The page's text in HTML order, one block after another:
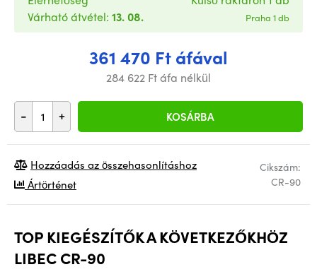
361 470 Ft áfával
284 622 Ft áfa nélkül
- + KOSÁRBA
Várható átvétel: 13. 08. Praha 1 db
Cikszám:
CR-90
Hozzáadás az összehasonlításhoz
Ártörténet
TOP KIEGÉSZÍTŐK A KÖVETKEZŐKHÖZ
LIBEC CR-90